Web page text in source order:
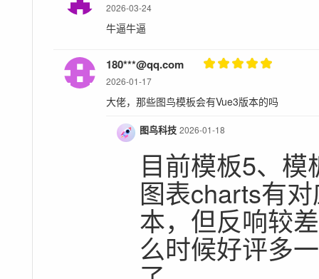
2026-03-24
牛逼牛逼
180***@qq.com
2026-01-17
大佬，那些图鸟模板会有Vue3版本的吗
图鸟科技2026-01-18
目前模板5、
图表charts有
本，但反响较
么时候好评多